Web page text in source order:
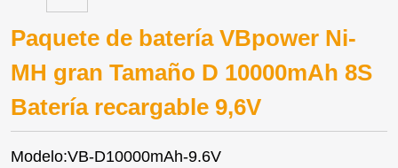
Paquete de batería VBpower Ni-
MH gran Tamaño D 10000mAh 8S
Batería recargable 9,6V
Modelo:VB-D10000mAh-9.6V